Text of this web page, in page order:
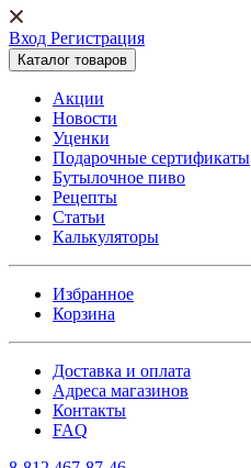
Вход Регистрация
Каталог товаров
Акции
Новости
Уценки
Подарочные сертификаты
Бутылочное пиво
Рецепты
Статьи
Калькуляторы
Избранное
Корзина
Доставка и оплата
Адреса магазинов
Контакты
FAQ